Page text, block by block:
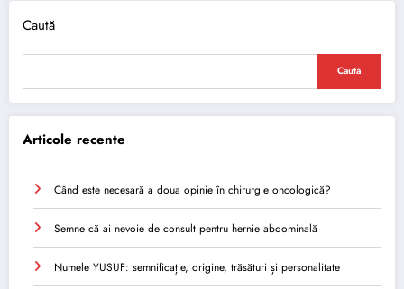
Caută
Caută
Articole recente
Când este necesară a doua opinie în chirurgie oncologică?
Semne că ai nevoie de consult pentru hernie abdominală
Numele YUSUF: semnificație, origine, trăsături și personalitate